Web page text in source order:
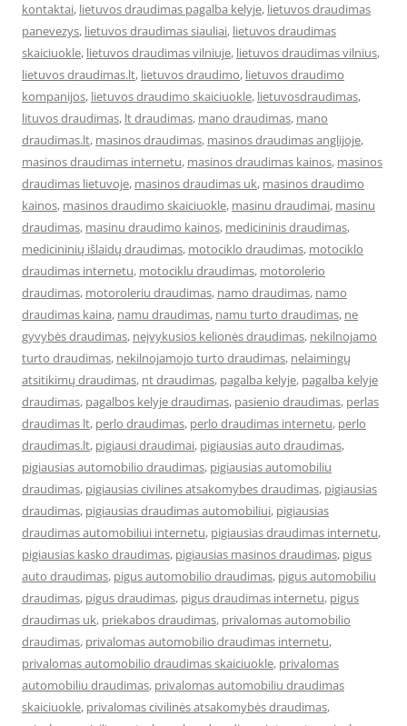
kontaktai, lietuvos draudimas pagalba kelyje, lietuvos draudimas
panevezys, lietuvos draudimas siauliai, lietuvos draudimas
skaiciuokle, lietuvos draudimas vilniuje, lietuvos draudimas vilnius,
lietuvos draudimas.lt, lietuvos draudimo, lietuvos draudimo
kompanijos, lietuvos draudimo skaiciuokle, lietuvosdraudimas,
lituvos draudimas, lt draudimas, mano draudimas, mano
draudimas.lt, masinos draudimas, masinos draudimas anglijoje,
masinos draudimas internetu, masinos draudimas kainos, masinos
draudimas lietuvoje, masinos draudimas uk, masinos draudimo
kainos, masinos draudimo skaiciuokle, masinu draudimai, masinu
draudimas, masinu draudimo kainos, medicininis draudimas,
medicininių išlaidų draudimas, motociklo draudimas, motociklo
draudimas internetu, motociklu draudimas, motorolerio
draudimas, motoroleriu draudimas, namo draudimas, namo
draudimas kaina, namu draudimas, namu turto draudimas, ne
gyvybės draudimas, neįvykusios kelionės draudimas, nekilnojamo
turto draudimas, nekilnojamojo turto draudimas, nelaimingų
atsitikimų draudimas, nt draudimas, pagalba kelyje, pagalba kelyje
draudimas, pagalbos kelyje draudimas, pasienio draudimas, perlas
draudimas lt, perlo draudimas, perlo draudimas internetu, perlo
draudimas.lt, pigiausi draudimai, pigiausias auto draudimas,
pigiausias automobilio draudimas, pigiausias automobiliu
draudimas, pigiausias civilines atsakomybes draudimas, pigiausias
draudimas, pigiausias draudimas automobiliui, pigiausias
draudimas automobiliui internetu, pigiausias draudimas internetu,
pigiausias kasko draudimas, pigiausias masinos draudimas, pigus
auto draudimas, pigus automobilio draudimas, pigus automobiliu
draudimas, pigus draudimas, pigus draudimas internetu, pigus
draudimas uk, priekabos draudimas, privalomas automobilio
draudimas, privalomas automobilio draudimas internetu,
privalomas automobilio draudimas skaiciuokle, privalomas
automobiliu draudimas, privalomas automobiliu draudimas
skaiciuokle, privalomas civilinės atsakomybės draudimas,